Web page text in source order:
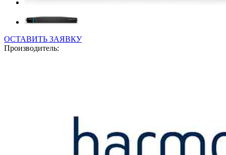
ОСТАВИТЬ ЗАЯВКУ
Производитель: